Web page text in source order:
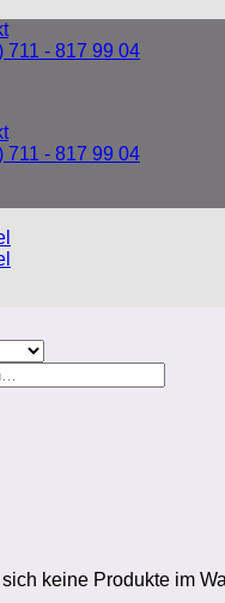
711 - 817 99 04
711 - 817 99 04
keine Produkte im